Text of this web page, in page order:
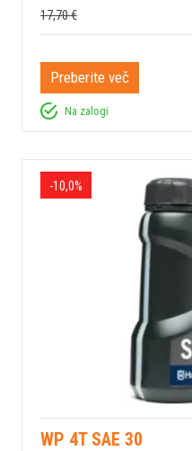
17,70 €
Preberite več
Na zalogi
-10,0%
WP 4T SAE 30